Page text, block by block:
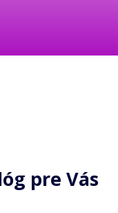
pre Vás